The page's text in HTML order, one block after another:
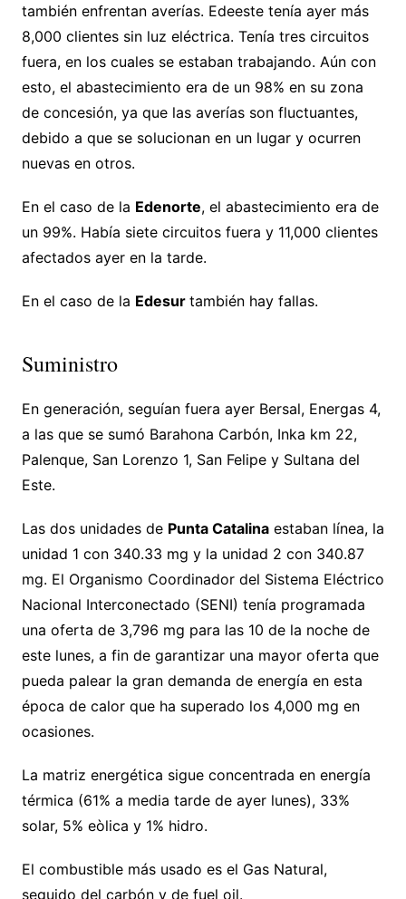
también enfrentan averías. Edeeste tenía ayer más
8,000 clientes sin luz eléctrica. Tenía tres circuitos
fuera, en los cuales se estaban trabajando. Aún con
esto, el abastecimiento era de un 98% en su zona
de concesión, ya que las averías son fluctuantes,
debido a que se solucionan en un lugar y ocurren
nuevas en otros.
En el caso de la Edenorte, el abastecimiento era de
un 99%. Había siete circuitos fuera y 11,000 clientes
afectados ayer en la tarde.
En el caso de la Edesur también hay fallas.
Suministro
En generación, seguían fuera ayer Bersal, Energas 4,
a las que se sumó Barahona Carbón, Inka km 22,
Palenque, San Lorenzo 1, San Felipe y Sultana del
Este.
Las dos unidades de Punta Catalinaestaban línea, la
unidad 1 con 340.33 mg y la unidad 2 con 340.87
mg. El Organismo Coordinador del Sistema Eléctrico
Nacional Interconectado (SENI) tenía programada
una oferta de 3,796 mg para las 10 de la noche de
este lunes, a fin de garantizar una mayor oferta que
pueda palear la gran demanda de energía en esta
época de calor que ha superado los 4,000 mg en
ocasiones.
La matriz energética sigue concentrada en energía
térmica (61% a media tarde de ayer lunes), 33%
solar, 5% eòlica y 1% hidro.
El combustible más usado es el Gas Natural,
seguido del carbón y de fuel oil.